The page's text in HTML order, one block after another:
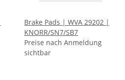
Brake Pads | WVA 29202 |
KNORR/SN7/SB7
Preise nach Anmeldung
sichtbar